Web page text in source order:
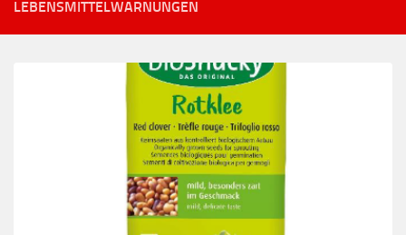
LEBENSMITTELWARNUNGEN